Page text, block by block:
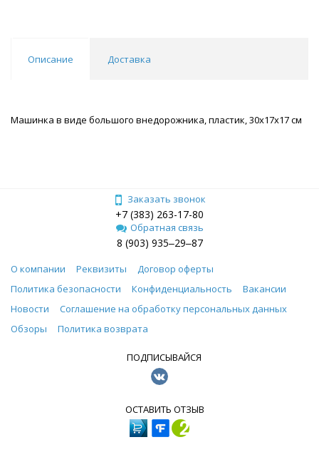
Описание Доставка
Машинка в виде большого внедорожника, пластик, 30х17х17 см
Заказать звонок
+7 (383) 263-17-80
Обратная связь
8 (903) 935‒29‒87
О компании Реквизиты
Договор оферты
Политика безопасности
Конфиденциальность
Вакансии
Новости
Соглашение на обработку персональных данных
Обзоры
Политика возврата
ПОДПИСЫВАЙСЯ
ОСТАВИТЬ ОТЗЫВ